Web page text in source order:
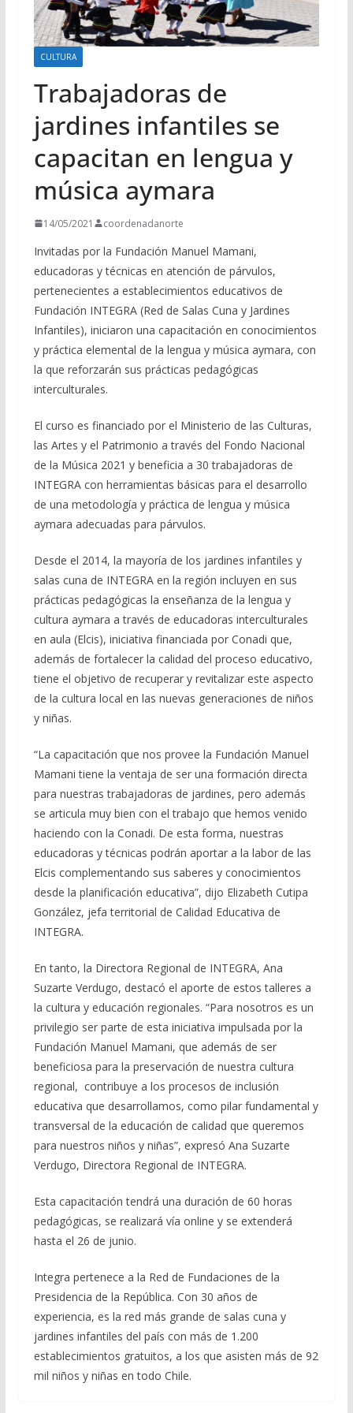
CULTURA
Trabajadoras de
jardines infantiles se
capacitan en lengua y
música aymara
14/05/2021 coordenadanorte
Invitadas por la Fundación Manuel Mamani,
educadoras y técnicas en atención de párvulos,
pertenecientes a establecimientos educativos de
Fundación INTEGRA (Red de Salas Cuna y Jardines
Infantiles), iniciaron una capacitación en conocimientos
y práctica elemental de la lengua y música aymara, con
la que reforzarán sus prácticas pedagógicas
interculturales.
El curso es financiado por el Ministerio de las Culturas,
las Artes y el Patrimonio a través del Fondo Nacional
de la Música 2021 y beneficia a 30 trabajadoras de
INTEGRA con herramientas básicas para el desarrollo
de una metodología y práctica de lengua y música
aymara adecuadas para párvulos.
Desde el 2014, la mayoría de los jardines infantiles y
salas cuna de INTEGRA en la región incluyen en sus
prácticas pedagógicas la enseñanza de la lengua y
cultura aymara a través de educadoras interculturales
en aula (Elcis), iniciativa financiada por Conadi que,
además de fortalecer la calidad del proceso educativo,
tiene el objetivo de recuperar y revitalizar este aspecto
de la cultura local en las nuevas generaciones de niños
y niñas.
“La capacitación que nos provee la Fundación Manuel
Mamani tiene la ventaja de ser una formación directa
para nuestras trabajadoras de jardines, pero además
se articula muy bien con el trabajo que hemos venido
haciendo con la Conadi. De esta forma, nuestras
educadoras y técnicas podrán aportar a la labor de las
Elcis complementando sus saberes y conocimientos
desde la planificación educativa”, dijo Elizabeth Cutipa
González, jefa territorial de Calidad Educativa de
INTEGRA.
En tanto, la Directora Regional de INTEGRA, Ana
Suzarte Verdugo, destacó el aporte de estos talleres a
la cultura y educación regionales. “Para nosotros es un
privilegio ser parte de esta iniciativa impulsada por la
Fundación Manuel Mamani, que además de ser
beneficiosa para la preservación de nuestra cultura
regional, contribuye a los procesos de inclusión
educativa que desarrollamos, como pilar fundamental y
transversal de la educación de calidad que queremos
para nuestros niños y niñas”, expresó Ana Suzarte
Verdugo, Directora Regional de INTEGRA.
Esta capacitación tendrá una duración de 60 horas
pedagógicas, se realizará vía online y se extenderá
hasta el 26 de junio.
Integra pertenece a la Red de Fundaciones de la
Presidencia de la República. Con 30 años de
experiencia, es la red más grande de salas cuna y
jardines infantiles del país con más de 1.200
establecimientos gratuitos, a los que asisten más de 92
mil niños y niñas en todo Chile.